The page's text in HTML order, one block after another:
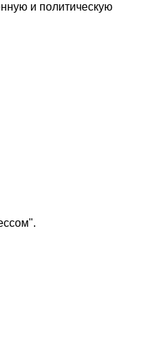
и политическую